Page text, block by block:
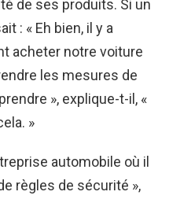
de ses produits. Si un
: « Eh bien, il y a
acheter notre voiture
les mesures de
», explique-t-il, «
»
automobile où il
règles de sécurité »,